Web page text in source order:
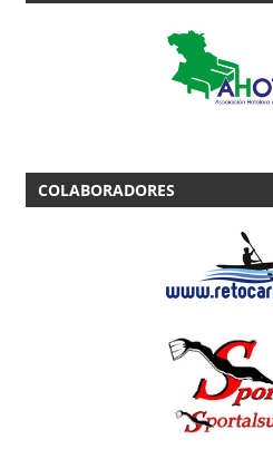
COLABORADORES